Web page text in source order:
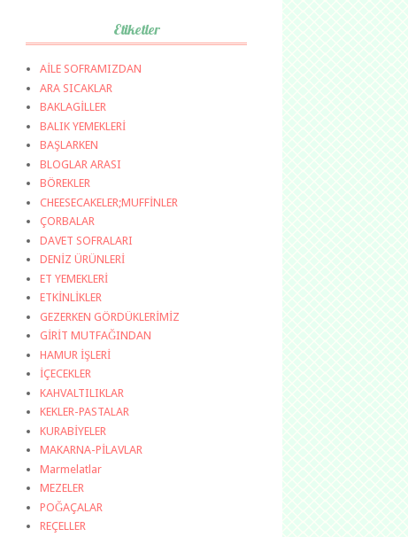
Etiketler
AİLE SOFRAMIZDAN
ARA SICAKLAR
BAKLAGİLLER
BALIK YEMEKLERİ
BAŞLARKEN
BLOGLAR ARASI
BÖREKLER
CHEESECAKELER;MUFFİNLER
ÇORBALAR
DAVET SOFRALARI
DENİZ ÜRÜNLERİ
ET YEMEKLERİ
ETKİNLİKLER
GEZERKEN GÖRDÜKLERİMİZ
GİRİT MUTFAĞINDAN
HAMUR İŞLERİ
İÇECEKLER
KAHVALTILIKLAR
KEKLER-PASTALAR
KURABİYELER
MAKARNA-PİLAVLAR
Marmelatlar
MEZELER
POĞAÇALAR
REÇELLER